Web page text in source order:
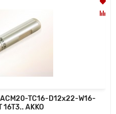
TC16-D12x22-W16-
AKKO